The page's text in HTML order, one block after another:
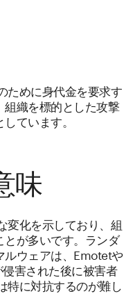
ために身代金を要求す
織を標的とした攻撃
ています。
味
変化を示しており、組
が多いです。ランダ
ルウェアは、Emotetや
害された後に被害者
特に対抗するのが難し